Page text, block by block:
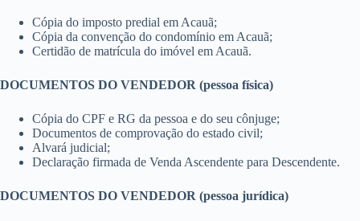
Cópia do imposto predial em Acauã;
Cópia da convenção do condomínio em Acauã;
Certidão de matrícula do imóvel em Acauã.
DOCUMENTOS DO VENDEDOR (pessoa física)
Cópia do CPF e RG da pessoa e do seu cônjuge;
Documentos de comprovação do estado civil;
Alvará judicial;
Declaração firmada de Venda Ascendente para Descendente.
DOCUMENTOS DO VENDEDOR (pessoa jurídica)